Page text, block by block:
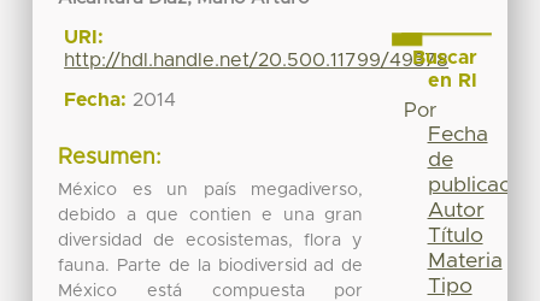
URI:
http://hdl.handle.net/20.500.11799/49378
Fecha: 2014
Resumen:
México es un país megadiverso,
debido a que contien e una gran
diversidad de ecosistemas, flora y
fauna. Parte de la biodiversid ad de
México está compuesta por
Buscar
en RI
Por
Fecha
de
publicación
Autor
Título
Materia
Tipo